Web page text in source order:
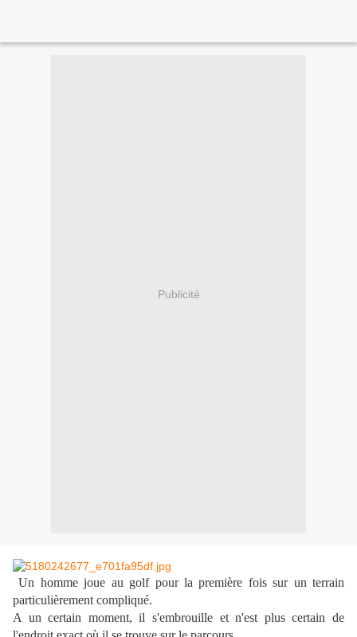
Publicité
Un homme joue au golf pour la première fois sur un terrain
particulièrement compliqué.
A un certain moment, il s'embrouille et n'est plus certain de